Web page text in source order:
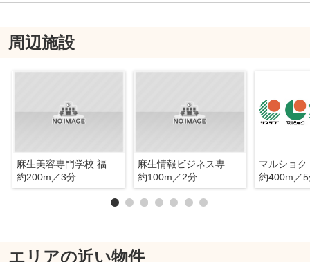
周辺施設
麻生美容専門学校 福岡校
約200m／3分
麻生情報ビジネス専門学校福岡校
約100m／2分
マルショ
約400m／
エリアの近い物件